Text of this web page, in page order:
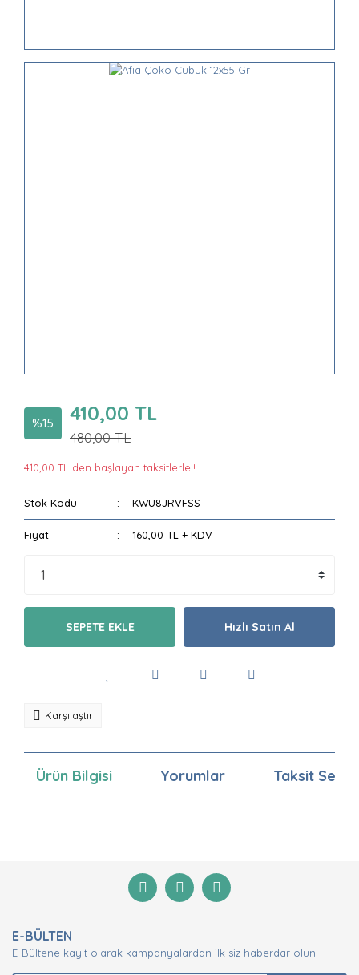
%15 410,00 TL
480,00 TL
410,00 TL den başlayan taksitlerle!!
Stok Kodu KWU8JRVFSS
Fiyat 160,00 TL + KDV
SEPETE EKLE Hızlı Satın Al
Karşılaştır
Ürün Bilgisi Yorumlar Taksit
Yorum Yaz
Görüş ve önerileriniz için teşekkür ederiz.
Ürün açıklamasında eksik bilgiler bulunuyor.
Ürün bilgilerinde hatalar bulunuyor.
E-BÜLTEN
E-Bültene kayıt olarak kampanyalardan ilk siz haberdar olun!